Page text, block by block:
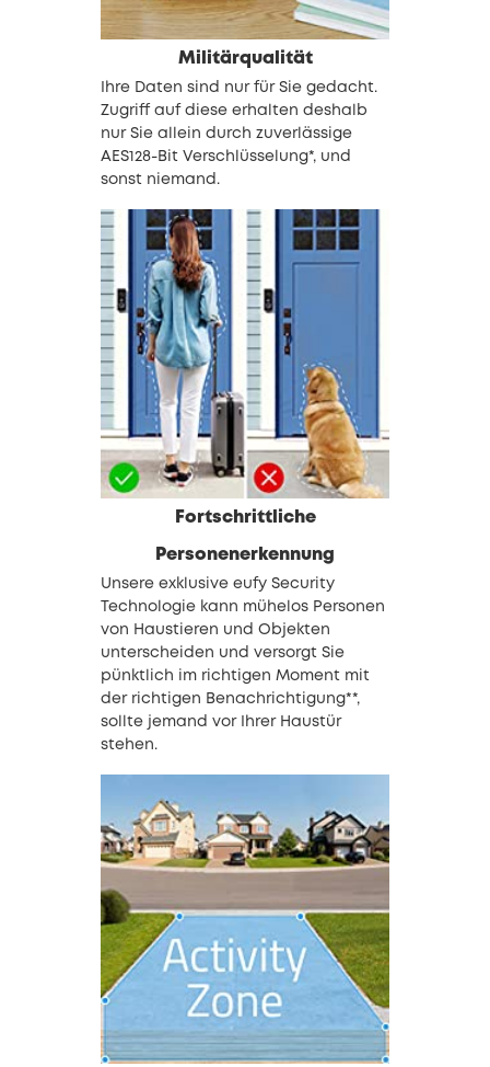
Militärqualität
Ihre Daten sind nur für Sie gedacht.
Zugriff auf diese erhalten deshalb
nur Sie allein durch zuverlässige
AES128-Bit Verschlüsselung*, und
sonst niemand.
Fortschrittliche
Personenerkennung
Unsere exklusive eufy Security
Technologie kann mühelos Personen
von Haustieren und Objekten
unterscheiden und versorgt Sie
pünktlich im richtigen Moment mit
der richtigen Benachrichtigung**,
sollte jemand vor Ihrer Haustür
stehen.